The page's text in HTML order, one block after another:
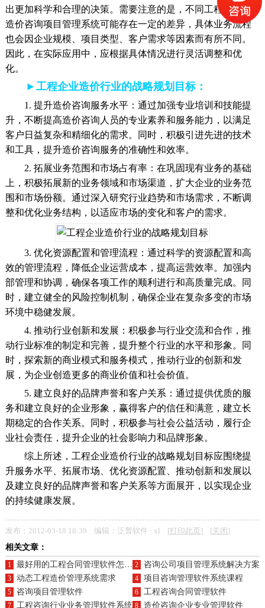
出更加科学和合理的决策。需要注意的是，不同工程企业的
造价咨询项目管理系统可能存在一定的差异，具体业务流程
也会因企业规模、项目类型、客户需求等因素而有所不同。
因此，在实际应用中，应根据具体情况进行灵活调整和优
化。
►工程企业造价行业的战略规划目标：
1. 提升造价咨询服务水平：通过加强专业培训和技能提
升，不断提高造价咨询人员的专业素养和服务能力，以满足
客户日益复杂和精细化的需求。同时，积极引进先进的技术
和工具，提升造价咨询服务的准确性和效率。
2. 拓展业务范围和市场占有率：在巩固现有业务的基础
上，积极拓展新的业务领域和市场渠道，扩大企业的业务范
围和市场份额。通过深入研究行业趋势和市场需求，不断调
整和优化业务结构，以适应市场的变化和客户的需求。
3. 优化资源配置和管理流程：通过科学的资源配置和高
效的管理流程，降低企业运营成本，提高运营效率。加强内
部管理和协调，确保各项工作的顺利进行和高质量完成。同
时，建立健全的风险控制机制，确保企业在复杂多变的市场
环境中稳健发展。
4. 推动行业创新和发展：积极参与行业交流和合作，推
动行业标准的制定和完善，提升整个行业的水平和形象。同
时，探索新的商业模式和服务模式，推动行业的创新和发
展，为企业创造更多的商业价值和社会价值。
5. 建立良好的品牌声誉和客户关系：通过提供优质的服
务和建立良好的企业形象，赢得客户的信任和满意，建立长
期稳定的合作关系。同时，积极参与社会公益活动，履行企
业社会责任，提升企业的社会影响力和品牌形象。
综上所述，工程企业造价行业的战略规划目标应围绕提
升服务水平、拓展市场、优化资源配置、推动创新和发展以
及建立良好的品牌声誉和客户关系等方面展开，以实现企业
的持续健康发展。
发布：2012-03-18 18:39 编辑：泛普软件 · xl [打印此页] [关闭 ]
相关文章：
1 最好用的工程合同管理软件怎么选择 2 咨询公司项目管理系统解决方案
3 动态工程造价管理系统需求 4 项目咨询管理软件系统课程
5 咨询项目管理软件 6 工程咨询合同管理软件
7 工程咨询行业业务管理软件系统 8 造价咨询企业专业管理软件